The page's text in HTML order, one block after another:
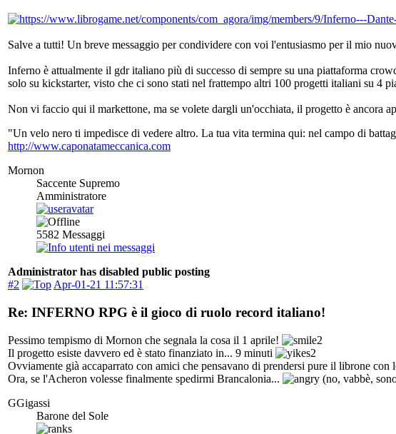
Salve a tutti! Un breve messaggio per condividere con voi l'entusiasmo per il mio
Inferno è attualmente il gdr italiano più di successo di sempre su una piattaforma
solo su kickstarter, visto che ci sono stati nel frattempo altri 100 progetti italiani su 4
Non vi faccio qui il markettone, ma se volete dargli un'occhiata, il progetto è ancora
"Un velo nero ti impedisce di vedere altro. La tua vita termina qui: nel campo di
http://www.caponatameccanica.com
Mornon
Saccente Supremo
Amministratore
5582 Messaggi
Administrator has disabled public posting
#2
Apr-01-21 11:57:31
Re: INFERNO RPG è il gioco di ruolo record italiano!
Pessimo tempismo di Mornon che segnala la cosa il 1 aprile!
Il progetto esiste davvero ed è stato finanziato in... 9 minuti
Ovviamente già accaparrato con amici che pensavano di prendersi pure il librone con
Ora, se l'Acheron volesse finalmente spedirmi Brancalonia...
(no, vabbè,
GGigassi
Barone del Sole